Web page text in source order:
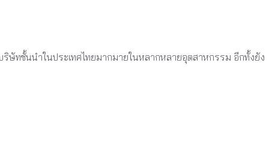
ษัทชั้นนำในประเทศไทยมากมายในหลากหลายอุตสาหกรรม อีกทั้งยัง